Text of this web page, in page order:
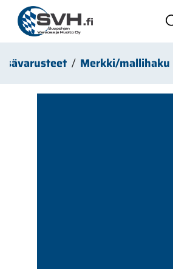
Siirry pääsisältöön
Merkki/mallihaku